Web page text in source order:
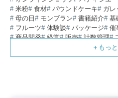
米粉
食材 パウンドケーキ ガレ
母の日
モンブラン 書籍紹介 基
フルーツ
体験談 パッケージ 催
商品開発
経営 販売 計数管理
コラム パ
スイーツ
IT 業界事情 講習会